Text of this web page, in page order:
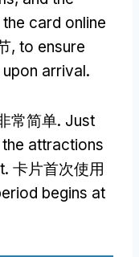
card online
, to ensure
arrival.
常简单. Just
attractions
. 卡片首次使用
begins at